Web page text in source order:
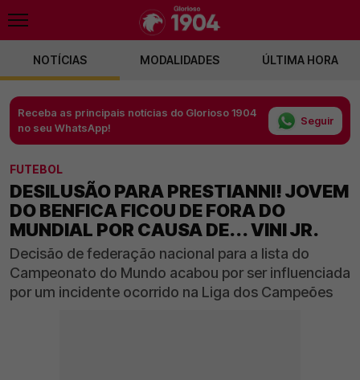
NOTÍCIAS MODALIDADES ÚLTIMA HORA
Receba as principais notícias do Glorioso 1904
no seu WhatsApp!
Seguir
FUTEBOL
DESILUSÃO PARA PRESTIANNI! JOVEM
DO BENFICA FICOU DE FORA DO
MUNDIAL POR CAUSA DE... VINI JR.
Decisão de federação nacional para a lista do
Campeonato do Mundo acabou por ser influenciada
por um incidente ocorrido na Liga dos Campeões